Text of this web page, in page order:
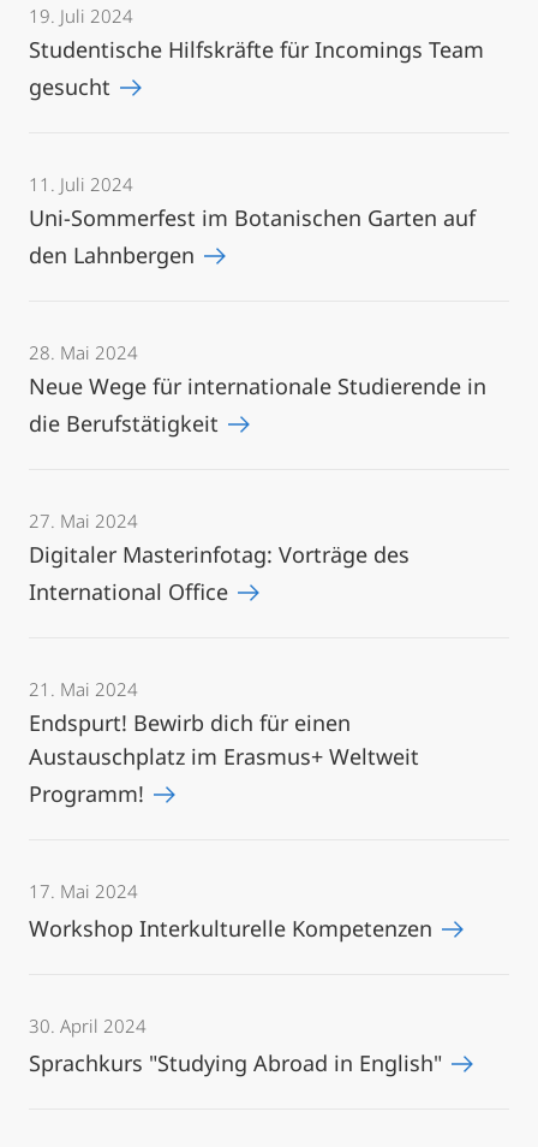
19. Juli 2024
Studentische Hilfskräfte für Incomings Team
gesucht
11. Juli 2024
Uni-Sommerfest im Botanischen Garten auf
den Lahnbergen
28. Mai 2024
Neue Wege für internationale Studierende in
die Berufstätigkeit
27. Mai 2024
Digitaler Masterinfotag: Vorträge des
International Office
21. Mai 2024
Endspurt! Bewirb dich für einen
Austauschplatz im Erasmus+ Weltweit
Programm!
17. Mai 2024
Workshop Interkulturelle Kompetenzen
30. April 2024
Sprachkurs "Studying Abroad in English"